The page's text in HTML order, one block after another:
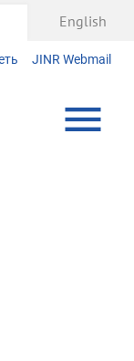
JINR Webmail
English